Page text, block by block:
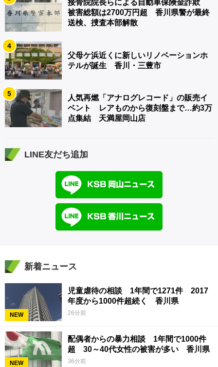
接骨院院長らによる自動車保険金詐欺
被害総額は2700万円超 香川県警が最終
送検、捜査本部解散
4
父母ケ浜近くに新しいリノベーションホ
テルが誕生 香川・三豊市
5
人気再燃「アナログレコード」の販売イ
ベント レアものから復刻盤まで…約3万
点集結 天満屋岡山店
LINE友だち追加
新着ニュース
NEW
児童虐待の相談 1年間で1271件 2017
年度から1000件超続く 香川県
26分前
NEW
配偶者からの暴力相談 1年間で1000件
超 30～40代女性の被害が多い 香川県
36分前